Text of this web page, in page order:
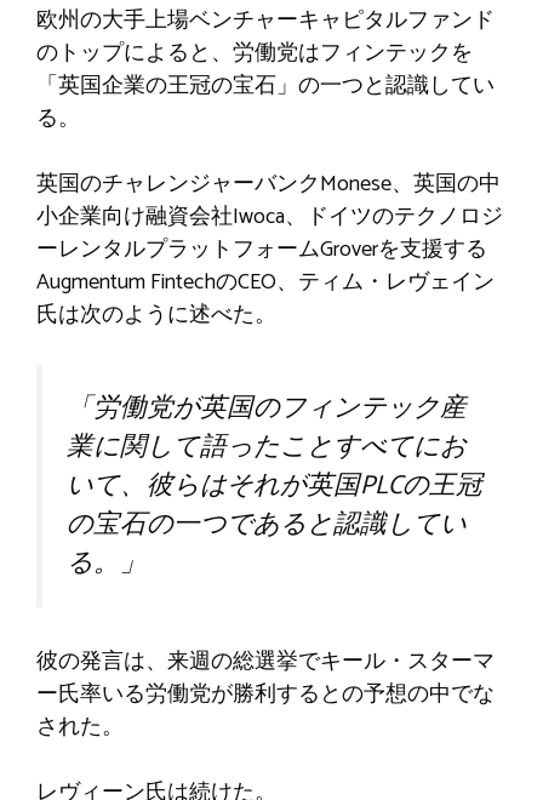
欧州の大手上場ベンチャーキャピタルファンド
のトップによると、労働党はフィンテックを
「英国企業の王冠の宝石」の一つと認識してい
る。
英国のチャレンジャーバンクMonese、英国の中
小企業向け融資会社Iwoca、ドイツのテクノロジ
ーレンタルプラットフォームGroverを支援する
Augmentum FintechのCEO、ティム・レヴェイン
氏は次のように述べた。
「労働党が英国のフィンテック産
業に関して語ったことすべてにお
いて、彼らはそれが英国PLCの王冠
の宝石の一つであると認識してい
る。」
彼の発言は、来週の総選挙でキール・スターマ
ー氏率いる労働党が勝利するとの予想の中でな
された。